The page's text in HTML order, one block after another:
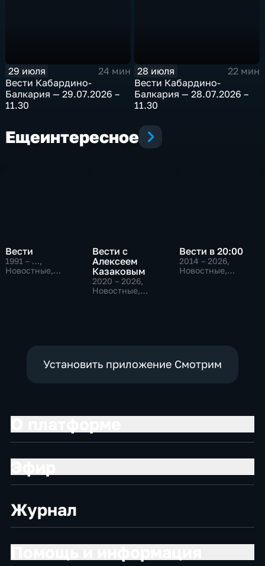
29 июля
24 мин
Bести Кабардино-
Балкария — 29.07.2026 –
11.30
28 июля
22 мин
Bести Кабардино-
Балкария — 28.07.2026 –
11.30
Ещеинтересное
Вести
1991 – …,
Новостные,
Вести с
Алексеем
Казаковым
2020 – 2026,
Новостные,
Вести в 20:00
2014 – 2026,
Новостные,
Установить приложение Смотрим
Журнал